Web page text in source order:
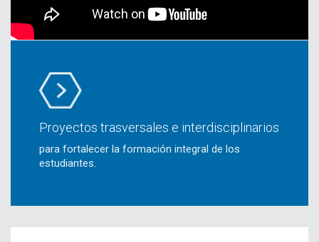
Proyectos trasversales e interdisciplinarios
para fortalecer la formación integral de los
estudiantes.